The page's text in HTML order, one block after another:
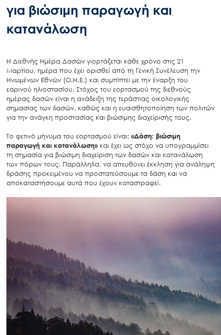
για βιώσιμη παραγωγή και
κατανάλωση
Η Διεθνής Ημέρα Δασών γιορτάζεται κάθε χρόνο στις 21
Μαρτίου, ημέρα που έχει ορισθεί από τη Γενική Συνέλευση την
Ηνωμένων Εθνών (Ο.Η.Ε.) και συμπίπτει με την έναρξη του
εαρινού ηλιοστασίου. Στόχος του εορτασμού της διεθνούς
ημέρας δασών είναι η ανάδειξη της τεράστιας οικολογικής
σημασίας των δασών, καθώς και η ευαισθητοποίηση των πολιτών
για την ανάγκη προστασίας και βιώσιμης διαχείρισής τους.
Το φετινό μήνυμα του εορτασμού είναι: «Δάση: βιώσιμη
παραγωγή και κατανάλωση»και έχει ως στόχο να υπογραμμίσει
τη σημασία για βιώσιμη διαχείριση των δασών και κατανάλωση
των πόρων τους. Παράλληλα, να απευθύνει έκκληση για ανάληψη
δράσης προκειμένου να προστατεύσουμε τα δάση και να
αποκαταστήσουμε αυτά που έχουν καταστραφεί.